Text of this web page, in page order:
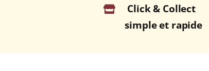
Click & Collect
simple et rapide